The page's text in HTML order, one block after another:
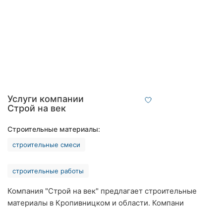
Тернополь
Хмельницкий
Одесса
Услуги компании
Строй на век
Строительные материалы:
строительные смеси
строительные работы
Компания "Строй на век" предлагает строительные
материалы в Кропивницком и области. Компани